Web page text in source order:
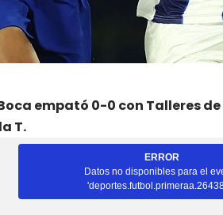
empató 0-0 con Talleres
T.